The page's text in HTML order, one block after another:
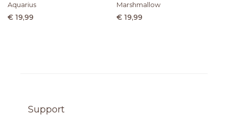
Aquarius
€ 19,99
Marshmallow
€ 19,99
Support